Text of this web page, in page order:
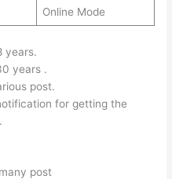
Online Mode
years.
years .
post.
for getting the
post